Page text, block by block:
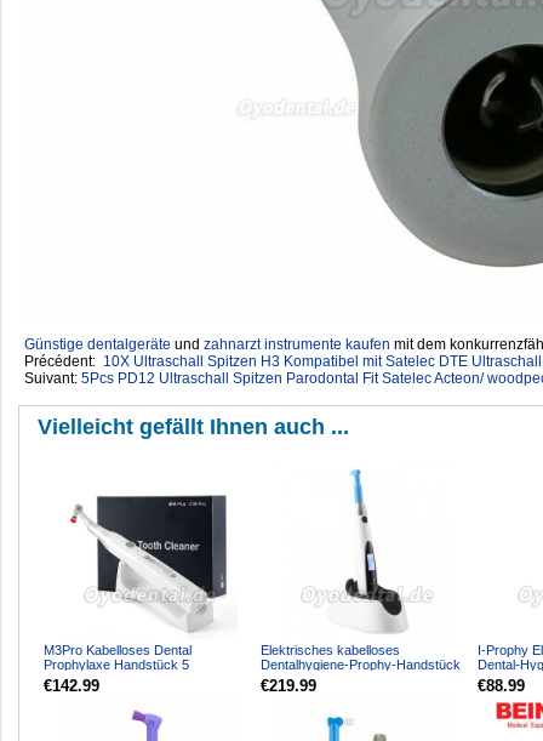
Günstige dentalgeräte ‎ und zahnarzt instrumente kaufen mit dem
Précédent: 10X Ultraschall Spitzen H3 Kompatibel mit Satelec DTE
Suivant: 5Pcs PD12 Ultraschall Spitzen Parodontal Fit Satelec Acteon/
Vielleicht gefällt Ihnen auch ...
M3Pro Kabelloses Dental
Prophylaxe Handstück 5
Geschwindigkeiten 360° Rotation
€142.99
Elektrisches kabelloses
Dentalhygiene-Prophy-Handstück
10 Geschwindigkeitseinste...
€219.99
I-Prophy
Dental-
€88.99